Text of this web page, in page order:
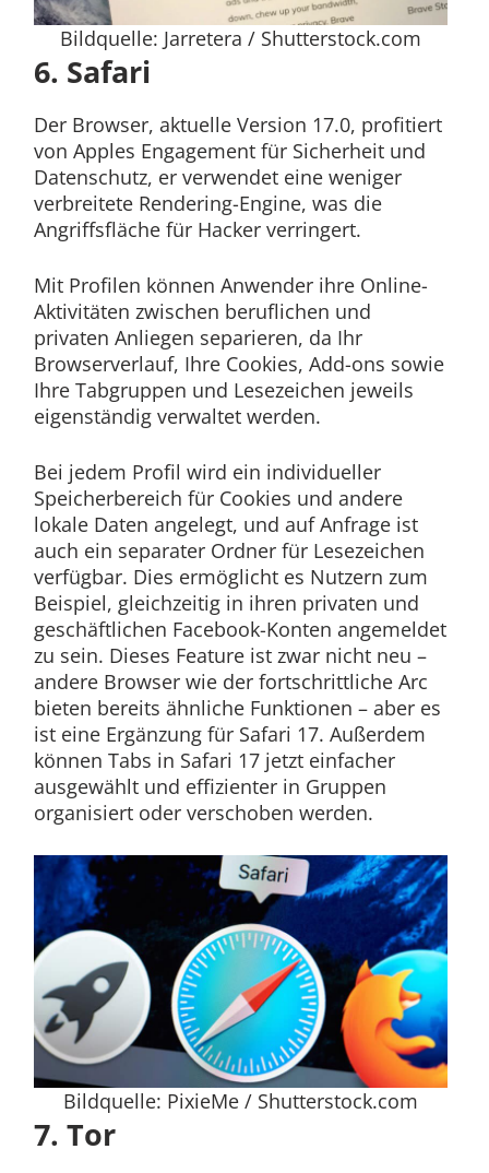
Bildquelle: Jarretera / Shutterstock.com
6. Safari
Der Browser, aktuelle Version 17.0, profitiert
von Apples Engagement für Sicherheit und
Datenschutz, er verwendet eine weniger
verbreitete Rendering-Engine, was die
Angriffsfläche für Hacker verringert.
Mit Profilen können Anwender ihre Online-
Aktivitäten zwischen beruflichen und
privaten Anliegen separieren, da Ihr
Browserverlauf, Ihre Cookies, Add-ons sowie
Ihre Tabgruppen und Lesezeichen jeweils
eigenständig verwaltet werden.
Bei jedem Profil wird ein individueller
Speicherbereich für Cookies und andere
lokale Daten angelegt, und auf Anfrage ist
auch ein separater Ordner für Lesezeichen
verfügbar. Dies ermöglicht es Nutzern zum
Beispiel, gleichzeitig in ihren privaten und
geschäftlichen Facebook-Konten angemeldet
zu sein. Dieses Feature ist zwar nicht neu –
andere Browser wie der fortschrittliche Arc
bieten bereits ähnliche Funktionen – aber es
ist eine Ergänzung für Safari 17. Außerdem
können Tabs in Safari 17 jetzt einfacher
ausgewählt und effizienter in Gruppen
organisiert oder verschoben werden.
Bildquelle: PixieMe / Shutterstock.com
7. Tor